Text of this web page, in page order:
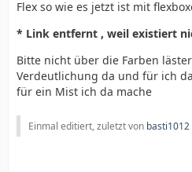
Flex so wie es jetzt ist mit
* Link entfernt , weil existiert
Bitte nicht über die Farben
Verdeutlichung da und für ich
für ein Mist ich da mache
Einmal editiert, zuletzt von basti1012